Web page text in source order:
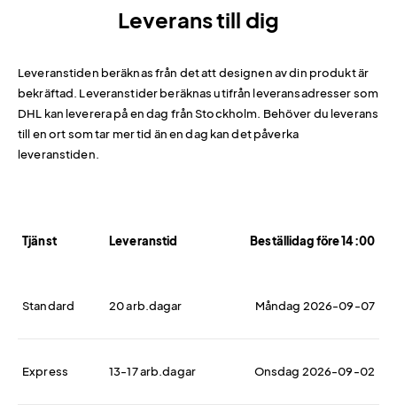
Leverans till dig
Leveranstiden beräknas från det att designen av din produkt är
bekräftad. Leveranstider beräknas utifrån leveransadresser som
DHL kan leverera på en dag från Stockholm. Behöver du leverans
till en ort som tar mer tid än en dag kan det påverka
leveranstiden.
Tjänst Leveranstid Beställidag före 14:00
Standard 20 arb.dagar Måndag 2026-09-07
Express 13-17 arb.dagar Onsdag 2026-09-02